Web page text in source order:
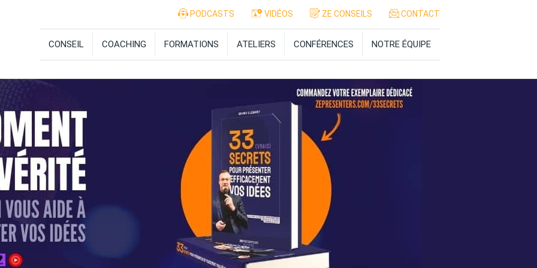
PODCASTS VIDÉOS ZE CONSEILS CONTACT
CONSEIL COACHING FORMATIONS ATELIERS CONFÉRENCES NOTRE ÉQUIPE